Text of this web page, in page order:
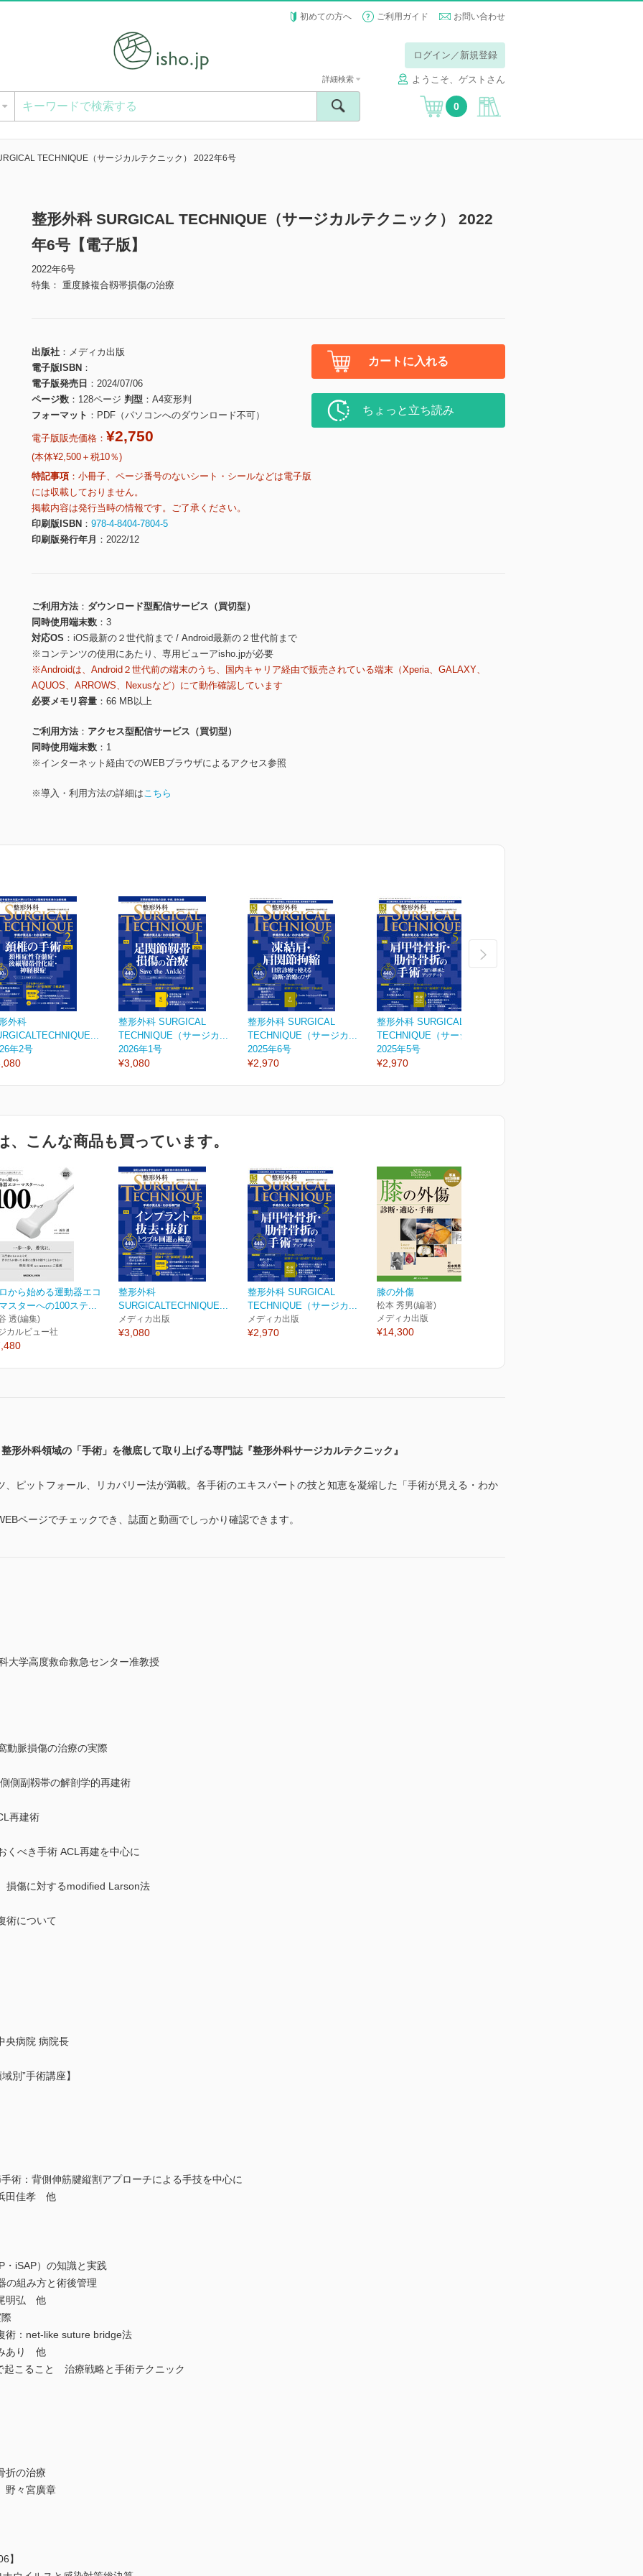
初めての方へ ご利用ガイド お問い合わせ
ログイン／新規登録
ようこそ、ゲストさん
詳細検索
0
TECHNIQUE（サージカルテクニック） 2022年6号
整形外科 SURGICAL TECHNIQUE（サージカルテクニック） 2022
年6号【電子版】
2022年6号
特集： 重度膝複合靱帯損傷の治療
出版社
メディカ出版
電子版ISBN
電子版発売日
2024/07/06
ページ数
128ページ 判型
A4変形判
フォーマット
PDF（パソコンへのダウンロード不可）
電子版販売価格： ¥2,750
(本体¥2,500＋税10％)
特記事項
小冊子、ページ番号のないシート・シールなどは電子版
には収載しておりません。
掲載内容は発行当時の情報です。ご了承ください。
印刷版ISBN
978-4-8404-7804-5
印刷版発行年月
2022/12
カートに入れる
ちょっと立ち読み
ご利用方法
ダウンロード型配信サービス（買切型）
同時使用端末数
3
対応OS
iOS最新の２世代前まで / Android最新の２世代前まで
※コンテンツの使用にあたり、専用ビューアisho.jpが必要
※Androidは、Android２世代前の端末のうち、国内キャリア経由で販売されている端末（Xperia、GALAXY、
AQUOS、ARROWS、Nexusなど）にて動作確認しています
必要メモリ容量
66 MB以上
ご利用方法
アクセス型配信サービス（買切型）
同時使用端末数
1
※インターネット経由でのWEBブラウザによるアクセス参照
※導入・利用方法の詳細はこちら
外科
年2号
整形外科 SURGICAL
TECHNIQUE（サージカ...
2026年1号
¥3,080
整形外科 SURGICAL
TECHNIQUE（サージカ...
2025年6号
¥2,970
整形外科 SURGICAL
TECHNIQUE（サージカ...
2025年5号
¥2,970
、こんな商品も買っています。
から始める運動器エコ
スターへの100ステ...
透(編集)
カルビュー社
整形外科
SURGICALTECHNIQUE...
メディカ出版
¥3,080
整形外科 SURGICAL
TECHNIQUE（サージカ...
メディカ出版
¥2,970
膝の外傷
松本 秀男(編著)
メディカ出版
¥14,300
整形外科領域の「手術」を徹底して取り上げる専門誌『整形外科サージカルテクニック』
、ピットフォール、リカバリー法が満載。各手術のエキスパートの技と知恵を凝縮した「手術が見える・わか
ページでチェックでき、誌面と動画でしっかり確認できます。
学高度救命救急センター准教授
脈損傷の治療の実際
側副靱帯の解剖学的再建術
再建術
べき手術 ACL再建を中心に
傷に対するmodified Larson法
術について
央病院 病院長
別”手術講座】
術：背側伸筋腱縦割アプローチによる手技を中心に
田佳孝 他
iSAP）の知識と実践
の組み方と術後管理
明弘 他
術：net-like suture bridge法
あり 他
起こること 治療戦略と手術テクニック
折の治療
野々宮廣章
】